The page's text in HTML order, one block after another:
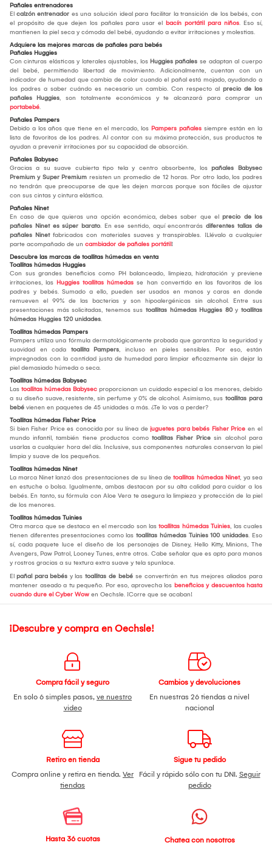
Pañales entrenadores
El calzón entrenador es una solución ideal para facilitar la transición de los bebés, con
el propósito de que dejen los pañales para usar el bacín portátil para niños. Eso sí,
mantienen la piel seca y cómoda del bebé, ayudando a evitar irritaciones y molestias.
Adquiere las mejores marcas de pañales para bebés
Pañales Huggies
Con cinturas elásticas y laterales ajustables, los Huggies pañales se adaptan al cuerpo
del bebé, permitiendo libertad de movimiento. Adicionalmente, cuentan con un
indicador de humedad que cambia de color cuando el pañal está mojado, ayudando a
los padres a saber cuándo es necesario un cambio. Con respecto al precio de los
pañales Huggies, son totalmente económicos y te alcanzará para comprar un
portabebé.
Pañales Pampers
Debido a los años que tiene en el mercado, los Pampers pañales siempre están en la
lista de favoritos de los padres. Al contar con su máxima protección, sus productos te
ayudan a prevenir irritaciones por su capacidad de absorción.
Pañales Babysec
Gracias a su suave cubierta tipo tela y centro absorbente, los pañales Babysec
Premium y Super Premium resisten un promedio de 12 horas. Por otro lado, los padres
no tendrán que preocuparse de que les dejen marcas porque son fáciles de ajustar
con sus cintas y cintura elástica.
Pañales Ninet
En caso de que quieras una opción económica, debes saber que el precio de los
pañales Ninet es súper barato. En ese sentido, aquí encontrarás diferentes tallas de
pañales Ninetfabricados con materiales suaves y transpirables. ¡Llévalo a cualquier
parte acompañado de un cambiador de pañales portátil!
Descubre las marcas de toallitas húmedas en venta
Toallitas húmedas Huggies
Con sus grandes beneficios como PH balanceado, limpieza, hidratación y previene
irritaciones, las Huggies toallitas húmedas se han convertido en las favoritas de los
padres y bebés. Sumado a ello, pueden ser usados en manos y caras en donde
remueven el 99% de las bacterias y son hipoalergénicas sin alcohol. Entre sus
presentaciones más solicitadas, tenemos sus toallitas húmedas Huggies 80 y toallitas
húmedas Huggies 120 unidades.
Toallitas húmedas Pampers
Pampers utiliza una fórmula dermatológicamente probada que garantiza la seguridad y
suavidad en cada toallita Pampers, incluso en pieles sensibles. Por eso, están
impregnadas con la cantidad justa de humedad para limpiar eficazmente sin dejar la
piel demasiado húmeda o seca.
Toallitas húmedas Babysec
Las toallitas húmedas Babysec proporcionan un cuidado especial a los menores, debido
a su diseño suave, resistente, sin perfume y 0% de alcohol. Asimismo, sus toallitas para
bebé vienen en paquetes de 45 unidades a más. ¿Te lo vas a perder?
Toallitas húmedas Fisher Price
Si bien Fisher Price es conocida por su línea de juguetes para bebés Fisher Price en el
mundo infantil, también tiene productos como toallitas Fisher Price sin alcohol para
usarlas a cualquier hora del día. Inclusive, sus componentes naturales conservan la piel
limpia y suave de los pequeños.
Toallitas húmedas Ninet
La marca Ninet lanzó dos presentaciones de su línea de toallitas húmedas Ninet, ya sea
en estuche o bolsa. Igualmente, ambas destacan por su alta calidad para cuidar a los
bebés. En tanto, su fórmula con Aloe Vera te asegura la limpieza y protección de la piel
de los menores.
Toallitas húmedas Tuinies
Otra marca que se destaca en el mercado son las toallitas húmedas Tuinies, las cuales
tienen diferentes presentaciones como las toallitas húmedas Tuinies 100 unidades. Eso
sí, cada paquete luce el diseño de los personajes de Disney, Hello Kitty, Minions, The
Avengers, Paw Patrol, Looney Tunes, entre otros. Cabe señalar que es apto para manos
y rostros gracias a su textura extra suave y tela spunlace.
El pañal para bebés y las toallitas de bebé se convertirán en tus mejores aliados para
mantener aseado a tu pequeño. Por eso, aprovecha los beneficios y descuentos hasta
cuando dure el Cyber Wow en Oechsle. ¡Corre que se acaban!
¡Descubre y compra en Oechsle!
Compra fácil y seguro
En solo 6 simples pasos, ve nuestro
video
Cambios y devoluciones
En nuestras 26 tiendas a nivel
nacional
Retiro en tienda
Compra online y retira en tienda. Ver
tiendas
Sigue tu pedido
Fácil y rápido sólo con tu DNI. Seguir
pedido
Hasta 36 cuotas
Chatea con nosotros